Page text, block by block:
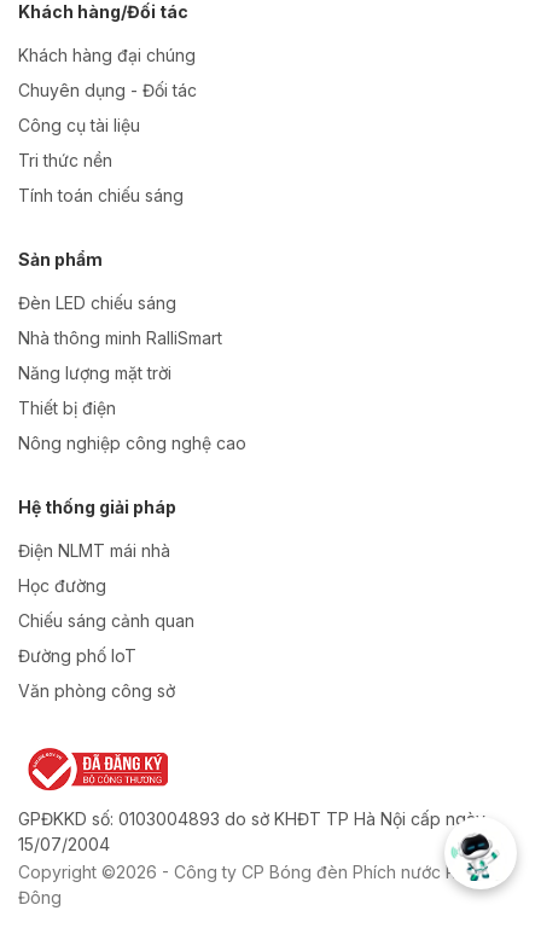
Khách hàng/Đối tác
Khách hàng đại chúng
Chuyên dụng - Đối tác
Công cụ tài liệu
Tri thức nền
Tính toán chiếu sáng
Sản phẩm
Đèn LED chiếu sáng
Nhà thông minh RalliSmart
Năng lượng mặt trời
Thiết bị điện
Nông nghiệp công nghệ cao
Hệ thống giải pháp
Điện NLMT mái nhà
Học đường
Chiếu sáng cảnh quan
Đường phố IoT
Văn phòng công sở
GPĐKKD số: 0103004893 do sở KHĐT TP Hà Nội cấp ngày
15/07/2004
Copyright ©2026 - Công ty CP Bóng đèn Phích nước Rạng
Đông